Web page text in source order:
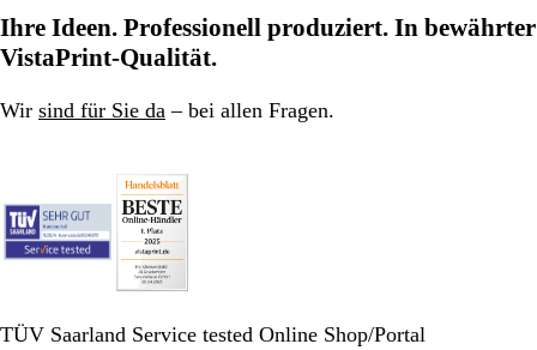
Seite
Seite
Seite
Ihre Ideen. Professionell produziert. In bewährter
VistaPrint-Qualität.
Wir sind für Sie da – bei allen Fragen.
TÜV Saarland Service tested Online Shop/Portal